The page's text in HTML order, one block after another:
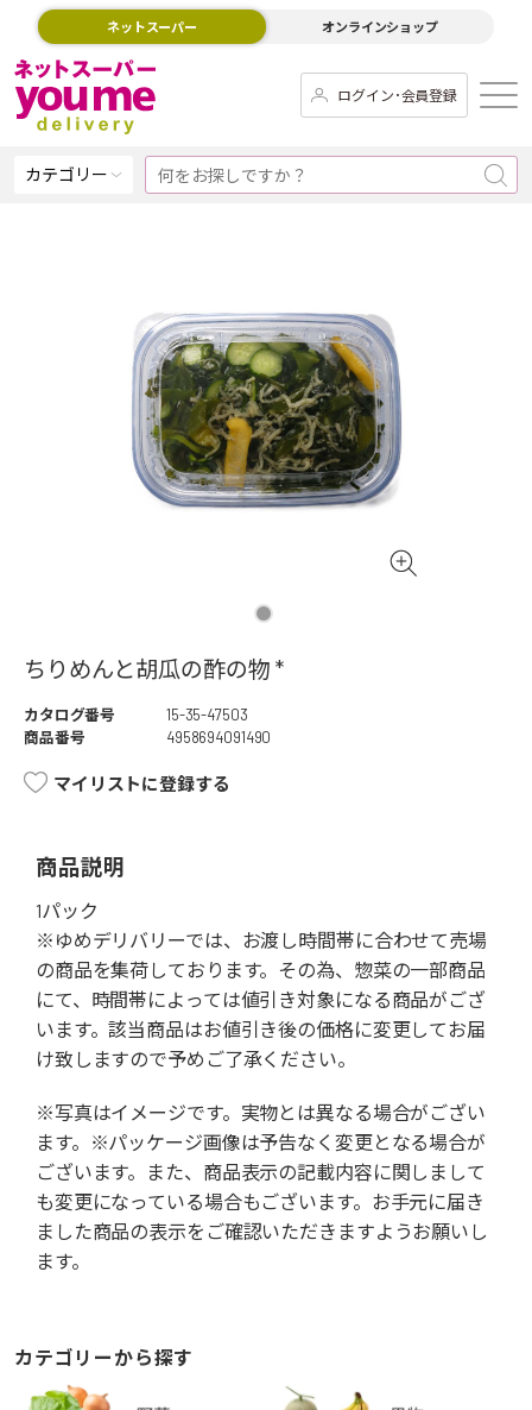
ネットスーパー オンラインショップ
ログイン･会員登録
カテゴリー
ちりめんと胡瓜の酢の物 *
カタログ番号
15-35-47503
商品番号
4958694091490
マイリストに登録する
商品説明
1パック
※ゆめデリバリーでは、お渡し時間帯に合わせて売場
の商品を集荷しております。その為、惣菜の一部商品
にて、時間帯によっては値引き対象になる商品がござ
います。該当商品はお値引き後の価格に変更してお届
け致しますので予めご了承ください。
※写真はイメージです。実物とは異なる場合がござい
ます。※パッケージ画像は予告なく変更となる場合が
ございます。また、商品表示の記載内容に関しまして
も変更になっている場合もございます。お手元に届き
ました商品の表示をご確認いただきますようお願いし
ます。
カテゴリーから探す